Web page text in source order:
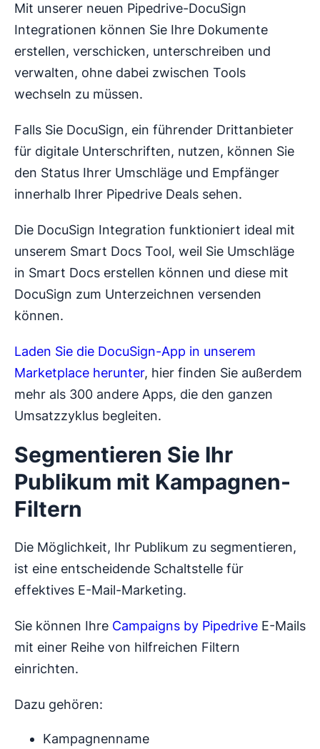
Mit unserer neuen Pipedrive-DocuSign
Integrationen können Sie Ihre Dokumente
erstellen, verschicken, unterschreiben und
verwalten, ohne dabei zwischen Tools
wechseln zu müssen.
Falls Sie DocuSign, ein führender Drittanbieter
für digitale Unterschriften, nutzen, können Sie
den Status Ihrer Umschläge und Empfänger
innerhalb Ihrer Pipedrive Deals sehen.
Die DocuSign Integration funktioniert ideal mit
unserem Smart Docs Tool, weil Sie Umschläge
in Smart Docs erstellen können und diese mit
DocuSign zum Unterzeichnen versenden
können.
Laden Sie die DocuSign-App in unserem
Marketplace herunter, hier finden Sie außerdem
mehr als 300 andere Apps, die den ganzen
Umsatzzyklus begleiten.
Segmentieren Sie Ihr
Publikum mit Kampagnen-
Filtern
Die Möglichkeit, Ihr Publikum zu segmentieren,
ist eine entscheidende Schaltstelle für
effektives E-Mail-Marketing.
Sie können Ihre Campaigns by Pipedrive E-Mails
mit einer Reihe von hilfreichen Filtern
einrichten.
Dazu gehören:
Kampagnenname